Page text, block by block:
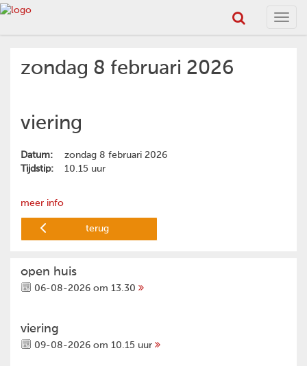
zondag 8 februari 2026
viering
Datum:
zondag 8 februari 2026
Tijdstip:
10.15 uur
meer info
terug
open huis
06-08-2026 om 13.30
viering
09-08-2026 om 10.15 uur